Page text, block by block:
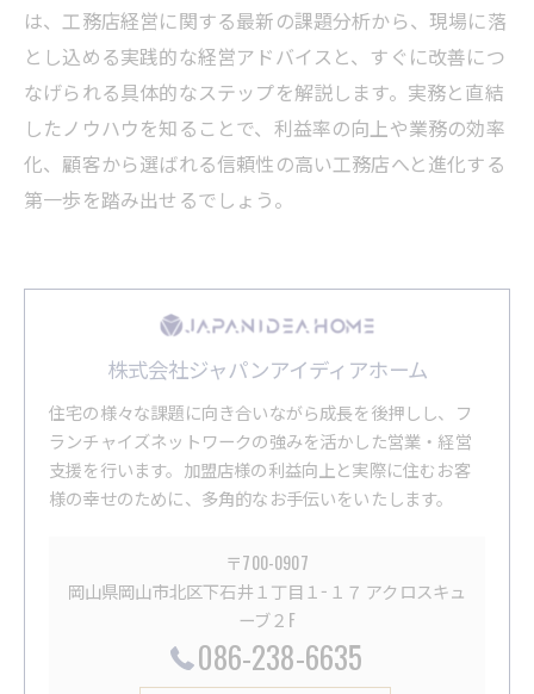
は、工務店経営に関する最新の課題分析から、現場に落
とし込める実践的な経営アドバイスと、すぐに改善につ
なげられる具体的なステップを解説します。実務と直結
したノウハウを知ることで、利益率の向上や業務の効率
化、顧客から選ばれる信頼性の高い工務店へと進化する
第一歩を踏み出せるでしょう。
株式会社ジャパンアイディアホーム
住宅の様々な課題に向き合いながら成長を後押しし、フ
ランチャイズネットワークの強みを活かした営業・経営
支援を行います。加盟店様の利益向上と実際に住むお客
様の幸せのために、多角的なお手伝いをいたします。
〒700-0907
岡山県岡山市北区下石井１丁目１−１７ アクロスキュ
ーブ２F
086-238-6635